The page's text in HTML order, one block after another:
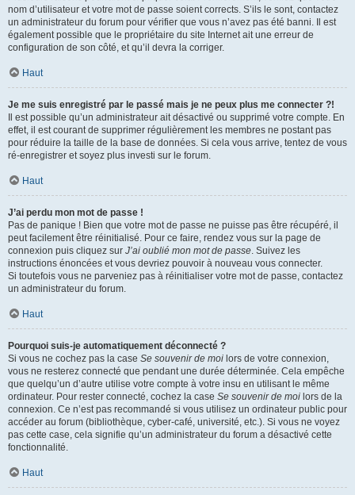
nom d’utilisateur et votre mot de passe soient corrects. S’ils le sont, contactez
un administrateur du forum pour vérifier que vous n’avez pas été banni. Il est
également possible que le propriétaire du site Internet ait une erreur de
configuration de son côté, et qu’il devra la corriger.
Haut
Je me suis enregistré par le passé mais je ne peux plus me connecter ?!
Il est possible qu’un administrateur ait désactivé ou supprimé votre compte. En
effet, il est courant de supprimer régulièrement les membres ne postant pas
pour réduire la taille de la base de données. Si cela vous arrive, tentez de vous
ré-enregistrer et soyez plus investi sur le forum.
Haut
J’ai perdu mon mot de passe !
Pas de panique ! Bien que votre mot de passe ne puisse pas être récupéré, il
peut facilement être réinitialisé. Pour ce faire, rendez vous sur la page de
connexion puis cliquez sur J’ai oublié mon mot de passe. Suivez les
instructions énoncées et vous devriez pouvoir à nouveau vous connecter.
Si toutefois vous ne parveniez pas à réinitialiser votre mot de passe, contactez
un administrateur du forum.
Haut
Pourquoi suis-je automatiquement déconnecté ?
Si vous ne cochez pas la case Se souvenir de moi lors de votre connexion,
vous ne resterez connecté que pendant une durée déterminée. Cela empêche
que quelqu’un d’autre utilise votre compte à votre insu en utilisant le même
ordinateur. Pour rester connecté, cochez la case Se souvenir de moi lors de la
connexion. Ce n’est pas recommandé si vous utilisez un ordinateur public pour
accéder au forum (bibliothèque, cyber-café, université, etc.). Si vous ne voyez
pas cette case, cela signifie qu’un administrateur du forum a désactivé cette
fonctionnalité.
Haut